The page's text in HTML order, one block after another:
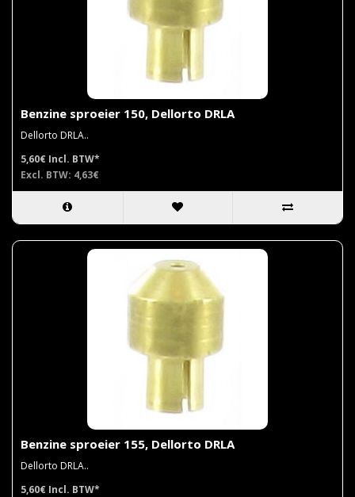
Benzine sproeier 150, Dellorto DRLA
Dellorto DRLA..
5,60€ Incl. BTW*
Excl. BTW: 4,63€
Benzine sproeier 155, Dellorto DRLA
Dellorto DRLA..
5,60€ Incl. BTW*